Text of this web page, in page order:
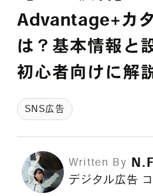
各種ご相談 資
無料診断実施中
Advantage+カ
は？基本情報と
初心者向けに解
SNS広告
Written By
デジタル広告